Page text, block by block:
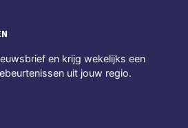
en krijg wekelijks een
uit jouw regio.